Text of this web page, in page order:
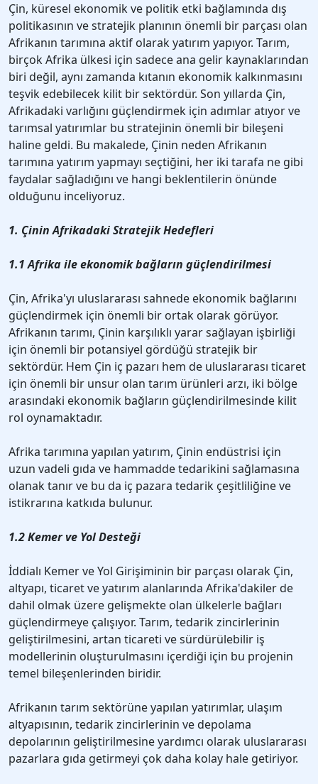
Çin, küresel ekonomik ve politik etki bağlamında dış
politikasının ve stratejik planının önemli bir parçası olan
Afrikanın tarımına aktif olarak yatırım yapıyor. Tarım,
birçok Afrika ülkesi için sadece ana gelir kaynaklarından
biri değil, aynı zamanda kıtanın ekonomik kalkınmasını
teşvik edebilecek kilit bir sektördür. Son yıllarda Çin,
Afrikadaki varlığını güçlendirmek için adımlar atıyor ve
tarımsal yatırımlar bu stratejinin önemli bir bileşeni
haline geldi. Bu makalede, Çinin neden Afrikanın
tarımına yatırım yapmayı seçtiğini, her iki tarafa ne gibi
faydalar sağladığını ve hangi beklentilerin önünde
olduğunu inceliyoruz.
1. Çinin Afrikadaki Stratejik Hedefleri
1.1 Afrika ile ekonomik bağların güçlendirilmesi
Çin, Afrika'yı uluslararası sahnede ekonomik bağlarını
güçlendirmek için önemli bir ortak olarak görüyor.
Afrikanın tarımı, Çinin karşılıklı yarar sağlayan işbirliği
için önemli bir potansiyel gördüğü stratejik bir
sektördür. Hem Çin iç pazarı hem de uluslararası ticaret
için önemli bir unsur olan tarım ürünleri arzı, iki bölge
arasındaki ekonomik bağların güçlendirilmesinde kilit
rol oynamaktadır.
Afrika tarımına yapılan yatırım, Çinin endüstrisi için
uzun vadeli gıda ve hammadde tedarikini sağlamasına
olanak tanır ve bu da iç pazara tedarik çeşitliliğine ve
istikrarına katkıda bulunur.
1.2 Kemer ve Yol Desteği
İddialı Kemer ve Yol Girişiminin bir parçası olarak Çin,
altyapı, ticaret ve yatırım alanlarında Afrika'dakiler de
dahil olmak üzere gelişmekte olan ülkelerle bağları
güçlendirmeye çalışıyor. Tarım, tedarik zincirlerinin
geliştirilmesini, artan ticareti ve sürdürülebilir iş
modellerinin oluşturulmasını içerdiği için bu projenin
temel bileşenlerinden biridir.
Afrikanın tarım sektörüne yapılan yatırımlar, ulaşım
altyapısının, tedarik zincirlerinin ve depolama
depolarının geliştirilmesine yardımcı olarak uluslararası
pazarlara gıda getirmeyi çok daha kolay hale getiriyor.